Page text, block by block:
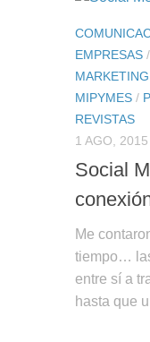
EMPRESAS /
MARKETING
MIPYMES /
REVISTAS
1 AGO, 2015
Social
Me
tiempo…
entre sí a
hasta que